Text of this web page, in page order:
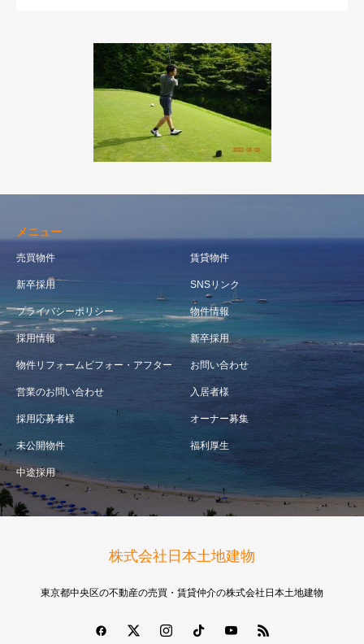
メニュー
売買物件 賃貸物件
新卒採用 SNSリンク
プライバシーポリシー 物件情報
採用情報 新卒採用
物件リフォームビフォー・アフター お問い合わせ
営業のお問い合わせ 入居者様
採用応募者様 オーナー募集
未公開物件 福利厚生
中途採用
株式会社日本土地建物
東京都中央区の不動産の売買・賃貸仲介の株式会社日本土地建物